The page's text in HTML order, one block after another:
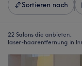
Sortieren nach
22 Salons die anbieten:
laser-haarentfernung in